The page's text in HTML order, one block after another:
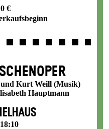
€
Kurt Weill (Musik)
Hauptmann